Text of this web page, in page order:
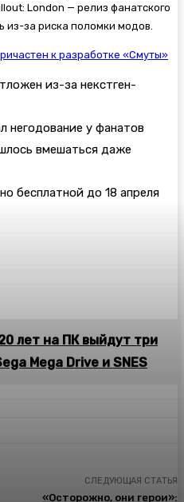
London — релиз фанатского
за риска поломки модов.
к разработке «Смуты»
из-за некстген-
негодование у фанатов
вмешаться даже
бесплатной до 18 апреля
лет на ПК выйдут три
Mega Drive и SNES
СЛЕДУЮЩАЯ СТАТЬЯ
«Осторожно, они герои»: